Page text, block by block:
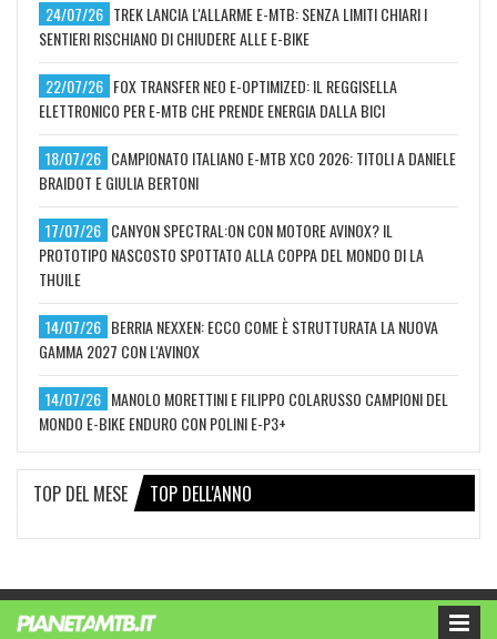
24/07/26 TREK LANCIA L'ALLARME E-MTB: SENZA LIMITI CHIARI I
SENTIERI RISCHIANO DI CHIUDERE ALLE E-BIKE
22/07/26 FOX TRANSFER NEO E-OPTIMIZED: IL REGGISELLA
ELETTRONICO PER E-MTB CHE PRENDE ENERGIA DALLA BICI
18/07/26 CAMPIONATO ITALIANO E-MTB XCO 2026: TITOLI A DANIELE
BRAIDOT E GIULIA BERTONI
17/07/26 CANYON SPECTRAL:ON CON MOTORE AVINOX? IL
PROTOTIPO NASCOSTO SPOTTATO ALLA COPPA DEL MONDO DI LA
THUILE
14/07/26 BERRIA NEXXEN: ECCO COME È STRUTTURATA LA NUOVA
GAMMA 2027 CON L'AVINOX
14/07/26 MANOLO MORETTINI E FILIPPO COLARUSSO CAMPIONI DEL
MONDO E-BIKE ENDURO CON POLINI E-P3+
TOP DEL MESE TOP DELL'ANNO